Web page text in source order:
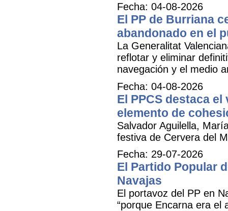
Fecha: 04-08-2026
El PP de Burriana
abandonado en el
La Generalitat
reflotar y eliminar
navegación y el medio
Fecha: 04-08-2026
El PPCS destaca
elemento de
Salvador Aguilella,
festiva de Cervera del
Fecha: 29-07-2026
El Partido Popular
Navajas
El portavoz del PP en
“porque Encarna era el